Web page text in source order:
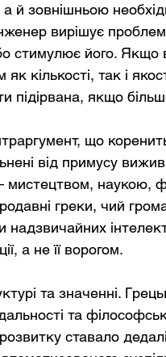
й зовнішньою
вирішує
стимулює його. Якщо
кількості, так і
підірвана, якщо
що
від примусу
наукою,
греки, чий
надзвичайних
а не її ворогом.
та значенні.
та
розвитку ставало